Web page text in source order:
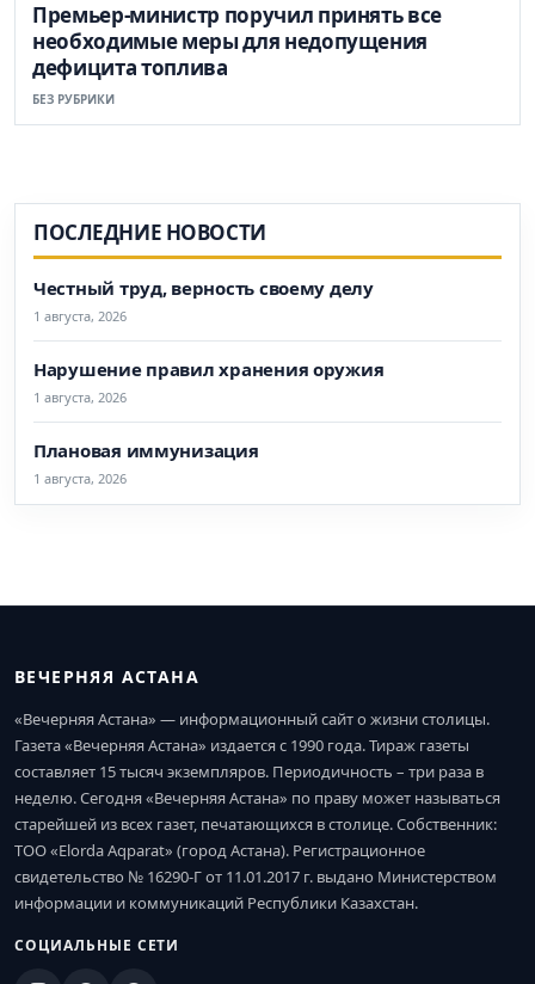
Премьер-министр поручил принять все
необходимые меры для недопущения
дефицита топлива
БЕЗ РУБРИКИ
ПОСЛЕДНИЕ НОВОСТИ
Честный труд, верность своему делу
1 августа, 2026
Нарушение правил хранения оружия
1 августа, 2026
Плановая иммунизация
1 августа, 2026
ВЕЧЕРНЯЯ АСТАНА
«Вечерняя Астана» — информационный сайт о жизни столицы.
Газета «Вечерняя Астана» издается с 1990 года. Тираж газеты
составляет 15 тысяч экземпляров. Периодичность – три раза в
неделю. Сегодня «Вечерняя Астана» по праву может называться
старейшей из всех газет, печатающихся в столице. Собственник:
ТОО «Elorda Aqparat» (город Астана). Регистрационное
свидетельство № 16290-Г от 11.01.2017 г. выдано Министерством
информации и коммуникаций Республики Казахстан.
СОЦИАЛЬНЫЕ СЕТИ